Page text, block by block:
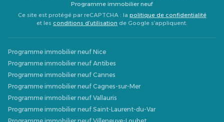
Programme immobilier neuf
Ce site est protégé par reCAPTCHA : la politique de confidentialité
et les conditions d’utilisation de Google s’appliquent.
Programme immobilier neuf Nice
Programme immobilier neuf Antibes
Programme immobilier neuf Cannes
Programme immobilier neuf Cagnes-sur-Mer
Programme immobilier neuf Vallauris
Programme immobilier neuf Saint-Laurent-du-Var